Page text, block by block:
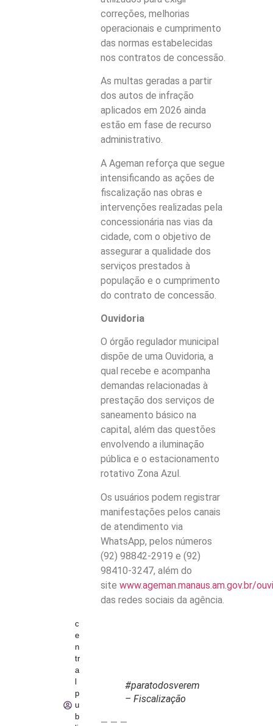
c
e
n
tr
a
p
u
b
correções, melhorias
operacionais e cumprimento
das normas estabelecidas
nos contratos de concessão.
As multas geradas a partir
dos autos de infração
aplicados em 2026 ainda
estão em fase de recurso
administrativo.
A Ageman reforça que segue
intensificando as ações de
fiscalização nas obras e
intervenções realizadas pela
concessionária nas vias da
cidade, com o objetivo de
assegurar a qualidade dos
serviços prestados à
população e o cumprimento
do contrato de concessão.
Ouvidoria
O órgão regulador municipal
dispõe de uma Ouvidoria, a
qual recebe e acompanha
demandas relacionadas à
prestação dos serviços de
saneamento básico na
capital, além das questões
envolvendo a iluminação
pública e o estacionamento
rotativo Zona Azul.
Os usuários podem registrar
manifestações pelos canais
de atendimento via
WhatsApp, pelos números
(92) 98842-2919 e (92)
98410-3247, além do
sitewww.ageman.manaus.am.gov.br/
das redes sociais da agência.
#paratodosverem
– Fiscalização
— — —